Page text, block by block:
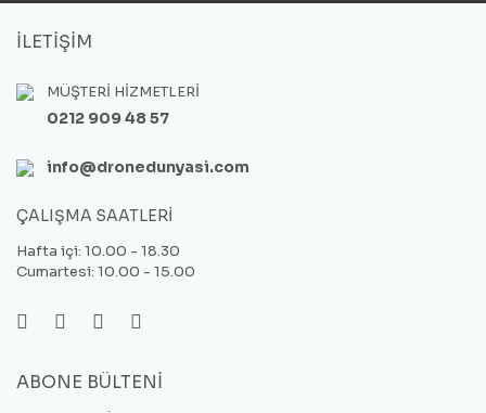
İLETİŞİM
MÜŞTERİ HİZMETLERİ
0212 909 48 57
info@dronedunyasi.com
ÇALIŞMA SAATLERİ
Hafta içi: 10.00 - 18.30
Cumartesi: 10.00 - 15.00
ABONE BÜLTENİ